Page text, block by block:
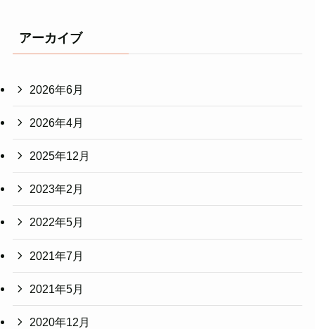
アーカイブ
2026年6月
2026年4月
2025年12月
2023年2月
2022年5月
2021年7月
2021年5月
2020年12月